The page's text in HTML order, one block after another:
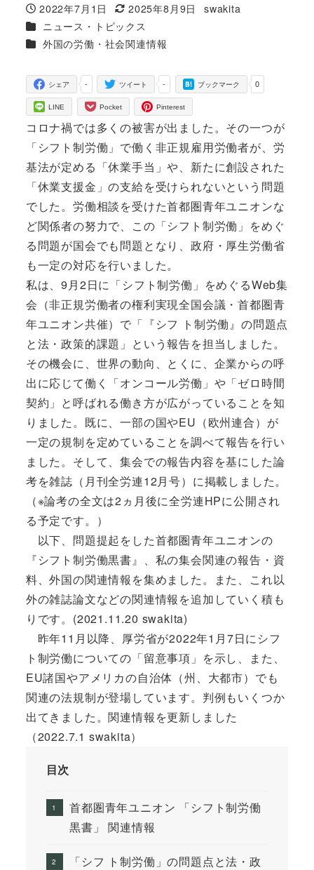
投稿日
2022年7月1日
更新日
2025年8月9日
著
swakita
カテゴリー
ニュース・トピックス
カテゴリー
外国の労働・社会関連情報
-
シェア -
ツイート 0
ブックマーク
LINE Pocket Pinterest
コロナ禍では多くの被害が出ました。その一つが
「シフト制労働」で働く非正規雇用労働者が、労
基法が定める「休業手当」や、新たに創設された
「休業支援金」の支給を受けられないという問題
でした。労働相談を受けた首都圏青年ユニオンな
ど関係者の努力で、この「シフト制労働」をめぐ
る問題が国会でも問題となり、政府・厚生労働省
も一定の対応を行いました。
私は、9月2日に「シフト制労働」をめぐるWeb集
会（非正規労働者の権利実現全国会議・首都圏青
年ユニオン共催）で「『シフ ト制労働』の問題点
と法・政策的課題」という報告を担当しました。
その機会に、世界の動向、とくに、企業からの呼
出に応じて働く「オンコール労働」や「ゼロ時間
契約」と呼ばれる働き方が広がっていることを知
りました。既に、一部の国やEU（欧州連合）が
一定の規制を定めていることを調べて報告を行い
ました。そして、集会での報告内容を基にした論
考を雑誌（月刊全労連12月号）に掲載しました。
（※論考の全文は2ヵ月後に全労連HPに公開され
る予定です。）
以下、問題提起をした首都圏青年ユニオンの
『シフト制労働黒書』、私の集会関連の報告・資
料、外国の関連情報を集めました。また、これ以
外の雑誌論文などの関連情報を追加していく積も
りです。(2021.11.20 swakita)
昨年11月以降、厚労省が2022年1月7日にシフ
ト制労働についての「留意事項」を示し、また、
EU諸国やアメリカの自治体（州、大都市）でも
関連の法規制が登場しています。判例もいくつか
出てきました。関連情報を更新しました
（2022.7.1 swakita）
目次
首都圏青年ユニオン 「シフト制労働
黒書」 関連情報
「シフ ト制労働」の問題点と法・政